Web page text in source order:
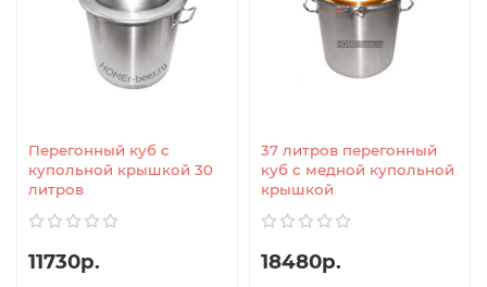
Перегонный куб с
купольной крышкой 30
литров
11730р.
37 литров перегонный
куб с медной купольной
крышкой
18480р.